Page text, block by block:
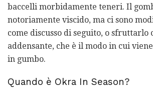
baccelli morbidamente teneri. Il
notoriamente viscido, ma ci sono
come discusso di seguito, o sfruttarlo
addensante, che è il modo in cui
in gumbo.
Quando è Okra In Season?